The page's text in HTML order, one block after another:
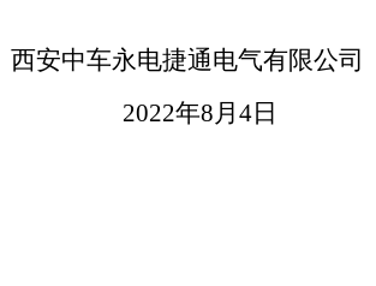
西安中车永电捷通电气有限公司
2022年8月 4日